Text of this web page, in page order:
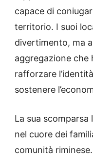
capace di
territorio. I suoi
divertimento, ma
aggregazione che
rafforzare
sostenere
La sua
nel cuore dei
comunità